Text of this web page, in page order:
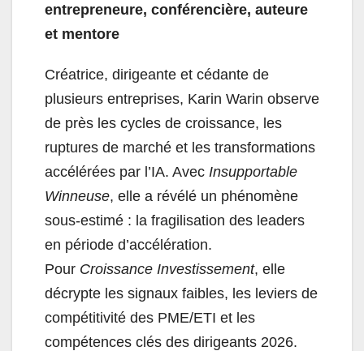
entrepreneure, conférencière, auteure
et mentore
Créatrice, dirigeante et cédante de
plusieurs entreprises, Karin Warin observe
de près les cycles de croissance, les
ruptures de marché et les transformations
accélérées par l’IA. Avec Insupportable
Winneuse, elle a révélé un phénomène
sous‑estimé : la fragilisation des leaders
en période d’accélération.
Pour Croissance Investissement, elle
décrypte les signaux faibles, les leviers de
compétitivité des PME/ETI et les
compétences clés des dirigeants 2026.